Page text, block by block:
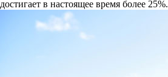
достигает в настоящее время более 25%.